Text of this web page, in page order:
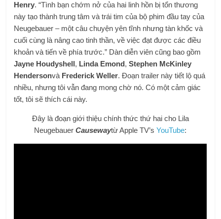
Henry. “Tình bạn chớm nở của hai linh hồn bị tổn thương
này tạo thành trung tâm và trái tim của bộ phim đầu tay của
Neugebauer – một câu chuyện yên tĩnh nhưng tàn khốc và
cuối cùng là nâng cao tinh thần, về việc đạt được các điều
khoản và tiến về phía trước.” Dàn diễn viên cũng bao gồm
Jayne Houdyshell, Linda Emond,Stephen McKinley
Hendersonvà Frederick Weller. Đoạn trailer này tiết lộ quá
nhiều, nhưng tôi vẫn đang mong chờ nó. Có một cảm giác
tốt, tôi sẽ thích cái này.
Đây là đoạn giới thiệu chính thức thứ hai cho Lila
NeugebauerCausewaytừ Apple TV’sYouTube: